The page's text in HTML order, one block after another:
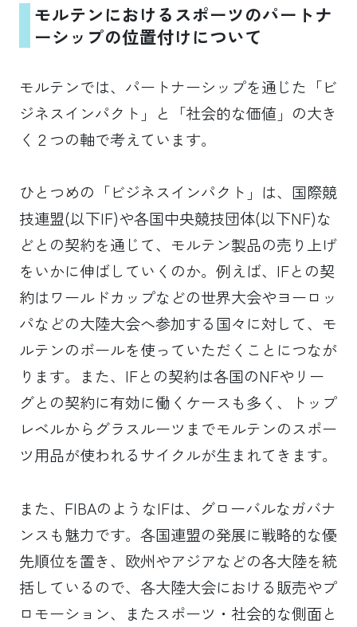
モルテンにおけるスポーツのパートナ
ーシップの位置付けについて
モルテンでは、パートナーシップを通じた「ビ
ジネスインパクト」と「社会的な価値」の大き
く２つの軸で考えています。
ひとつめの「ビジネスインパクト」は、国際競
技連盟(以下IF)や各国中央競技団体(以下NF)な
どとの契約を通じて、モルテン製品の売り上げ
をいかに伸ばしていくのか。例えば、IFとの契
約はワールドカップなどの世界大会やヨーロッ
パなどの大陸大会へ参加する国々に対して、モ
ルテンのボールを使っていただくことにつなが
ります。また、IFとの契約は各国のNFやリー
グとの契約に有効に働くケースも多く、トップ
レベルからグラスルーツまでモルテンのスポー
ツ用品が使われるサイクルが生まれてきます。
また、FIBAのようなIFは、グローバルなガバナ
ンスも魅力です。各国連盟の発展に戦略的な優
先順位を置き、欧州やアジアなどの各大陸を統
括しているので、各大陸大会における販売やプ
ロモーション、またスポーツ・社会的な側面と